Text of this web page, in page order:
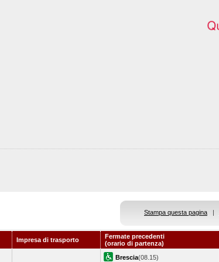
Stampa questa pagina |
Impresa di trasporto
Fermate precedenti
(orario di partenza)
Brescia(08.15)